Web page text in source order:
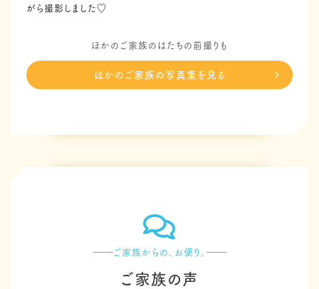
がら撮影しました♡
ほかのご家族のはたちの前撮りも
ほかのご家族の写真集を見る
ご家族からの、お便り。
ご家族の声